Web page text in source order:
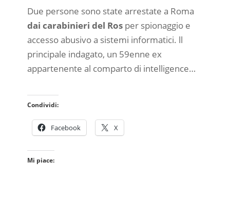
Due persone sono state arrestate a Roma
dai carabinieri del Rosper spionaggio e
accesso abusivo a sistemi informatici. ll
principale indagato, un 59enne ex
appartenente al comparto di intelligence…
Condividi:
Facebook X
Mi piace: